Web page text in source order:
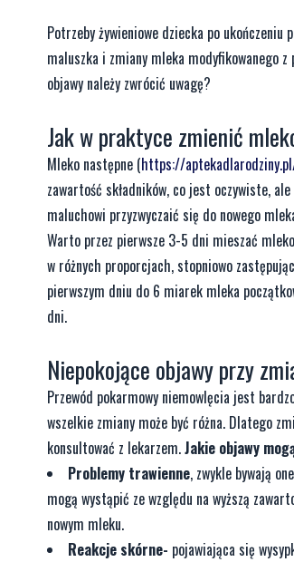
Potrzeby żywieniowe dziecka po
maluszka i zmiany mleka modyfikowanego
objawy należy zwrócić uwagę?
Jak w praktyce zmienić
Mleko następne (https://
zawartość składników, co jest oczywiste,
maluchowi przyzwyczaić się do nowego
Warto przez pierwsze 3-5 dni mieszać
w różnych proporcjach, stopniowo
pierwszym dniu do 6 miarek mleka
dni.
Niepokojące objawy przy
Przewód pokarmowy niemowlęcia jest
wszelkie zmiany może być różna. Dlatego
konsultować z lekarzem.Jakie objawy
Problemy trawienne, zwykle bywają
mogą wystąpić ze względu na wyższą
nowym mleku.
Reakcje skórne- pojawiająca się